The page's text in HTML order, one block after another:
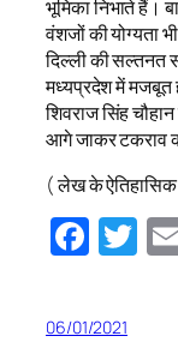
भूमिका निभाते हैं।
वंशजों की योग्यता
दिल्ली की सल्तनत
मध्यप्रदेश में मजबूत
शिवराज सिंह
आगे जाकर टकराव
( लेख के ऐतिहासिक
06/01/2021